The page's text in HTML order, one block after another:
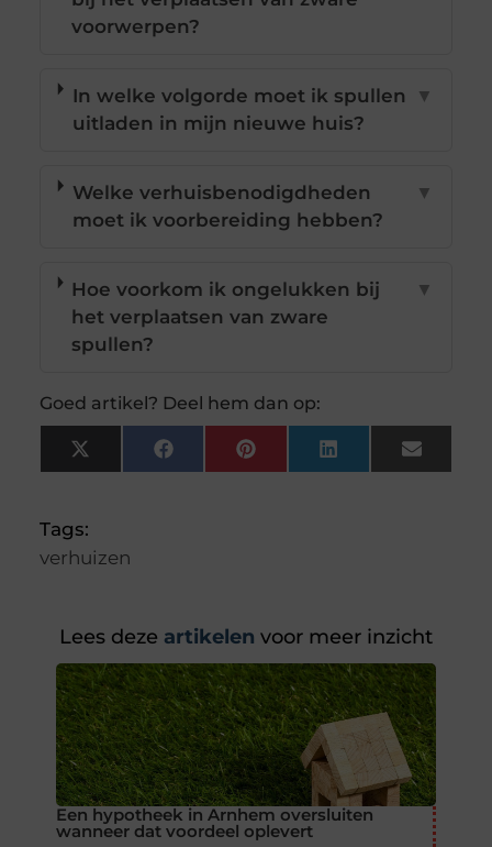
voorwerpen?
In welke volgorde moet ik spullen
uitladen in mijn nieuwe huis?
▼
Welke verhuisbenodigdheden
moet ik voorbereiding hebben?
▼
Hoe voorkom ik ongelukken bij
het verplaatsen van zware
spullen?
▼
Goed artikel? Deel hem dan op:
X
(Twitter)
FacebookPinterestLinkedInEmail
Tags:
verhuizen
Lees deze artikelen voor meer inzicht
Een hypotheek in Arnhem oversluiten
wanneer dat voordeel oplevert